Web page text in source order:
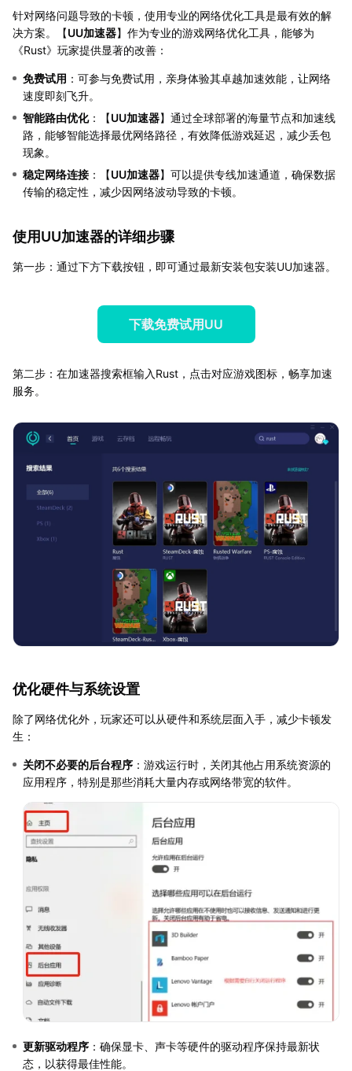
针对网络问题导致的卡顿，使用专业的网络优化工具是最有效的解
决方案。【UU加速器】作为专业的游戏网络优化工具，能够为
《Rust》玩家提供显著的改善：
免费试用 ：可参与免费试用，亲身体验其卓越加速效能，让网络
速度即刻飞升。
智能路由优化：【UU加速器】通过全球部署的海量节点和加速线
路，能够智能选择最优网络路径，有效降低游戏延迟，减少丢包
现象。
稳定网络连接 ：【UU加速器】可以提供专线加速通道，确保数据
传输的稳定性，减少因网络波动导致的卡顿。
使用UU加速器的详细步骤
第一步：通过下方下载按钮，即可通过最新安装包安装UU加速器。
下载免费试用UU
第二步：在加速器搜索框输入Rust，点击对应游戏图标，畅享加速
服务。
优化硬件与系统设置
除了网络优化外，玩家还可以从硬件和系统层面入手，减少卡顿发
生：
关闭不必要的后台程序 ：游戏运行时，关闭其他占用系统资源的
应用程序，特别是那些消耗大量内存或网络带宽的软件。
更新驱动程序 ：确保显卡、声卡等硬件的驱动程序保持最新状
态，以获得最佳性能。